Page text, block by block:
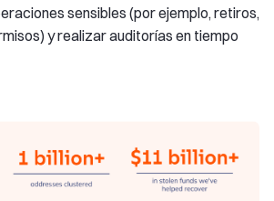
sensibles (por ejemplo, retiros,
y realizar auditorías en tiempo